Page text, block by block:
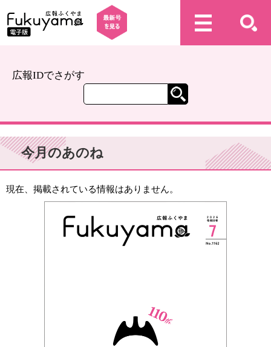
広報IDでさがす
今月のあのね
現在、掲載されている情報はありません。